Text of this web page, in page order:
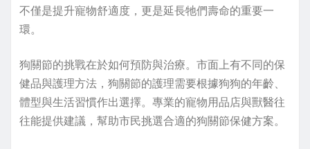
不僅是提升寵物舒適度，更是延長牠們壽命的重要一
環。
狗關節的挑戰在於如何預防與治療。市面上有不同的保
健品與護理方法，狗關節的護理需要根據狗狗的年齡、
體型與生活習慣作出選擇。專業的寵物用品店與獸醫往
往能提供建議，幫助市民挑選合適的狗關節保健方案。